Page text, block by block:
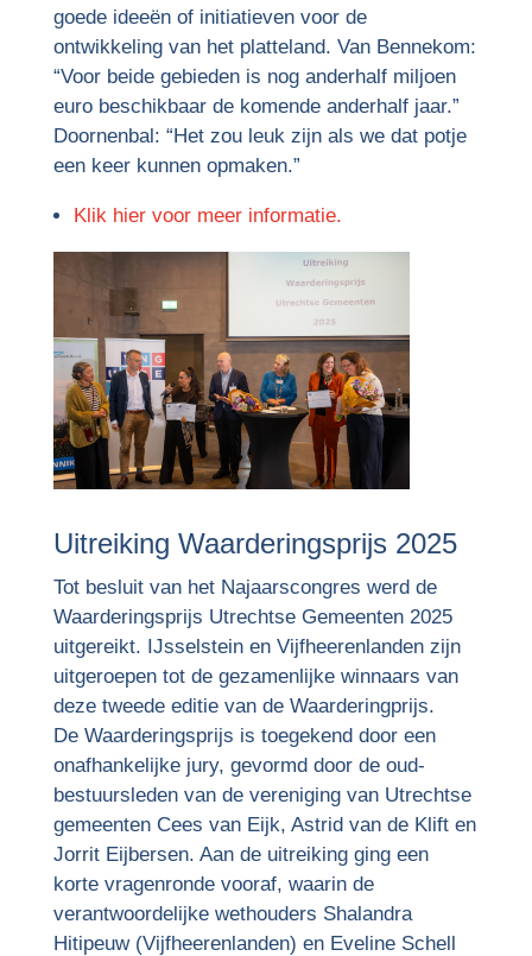
goede ideeën of initiatieven voor de
ontwikkeling van het platteland. Van Bennekom:
“Voor beide gebieden is nog anderhalf miljoen
euro beschikbaar de komende anderhalf jaar.”
Doornenbal: “Het zou leuk zijn als we dat potje
een keer kunnen opmaken.”
Klik hier voor meer informatie.
Uitreiking Waarderingsprijs 2025
Tot besluit van het Najaarscongres werd de
Waarderingsprijs Utrechtse Gemeenten 2025
uitgereikt. IJsselstein en Vijfheerenlanden zijn
uitgeroepen tot de gezamenlijke winnaars van
deze tweede editie van de Waarderingprijs.
De Waarderingsprijs is toegekend door een
onafhankelijke jury, gevormd door de oud-
bestuursleden van de vereniging van Utrechtse
gemeenten Cees van Eijk, Astrid van de Klift en
Jorrit Eijbersen. Aan de uitreiking ging een
korte vragenronde vooraf, waarin de
verantwoordelijke wethouders Shalandra
Hitipeuw (Vijfheerenlanden) en Eveline Schell